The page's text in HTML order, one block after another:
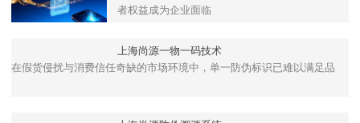
者权益成为企业面临
上海尚源一物一码技术
在假货侵扰与消费信任奇缺的市场环境中，单一防伪标识已难以满足品